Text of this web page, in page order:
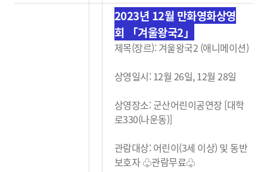
2023년 12월 만화영화상영
회
「겨울왕국2」
제목(장르): 겨울왕국2 (애니메이션)
상영일시: 12월 26일, 12월 28일
상영장소: 군산어린이공연장 [대학
로330(나운동)]
관람대상: 어린이(3세 이상) 및 동반
보호자 ♧관람무료♧